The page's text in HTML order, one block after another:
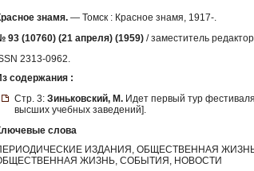
знамя. — Томск : Красное знамя, 1917-.
93 (10760) (21 апреля) (1959) / заместитель
2313-0962.
содержания :
Стр. 3: Зиньковский, М. Идет первый тур
высших учебных заведений].
слова
ИЗДАНИЯ, ОБЩЕСТВЕННАЯ
ЖИЗНЬ, СОБЫТИЯ, НОВОСТИ